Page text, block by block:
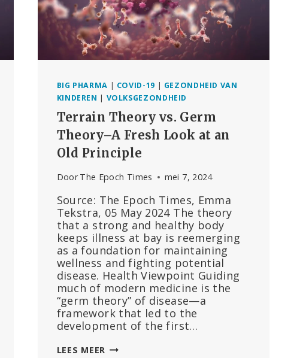
BIG PHARMA | COVID-19 | GEZONDHEID VAN
KINDEREN | VOLKSGEZONDHEID
Terrain Theory vs. Germ
Theory–A Fresh Look at an
Old Principle
Door The Epoch Times mei 7, 2024
Source: The Epoch Times, Emma
Tekstra, 05 May 2024 The theory
that a strong and healthy body
keeps illness at bay is reemerging
as a foundation for maintaining
wellness and fighting potential
disease. Health Viewpoint Guiding
much of modern medicine is the
“germ theory” of disease—a
framework that led to the
development of the first…
LEES MEER TERRAIN